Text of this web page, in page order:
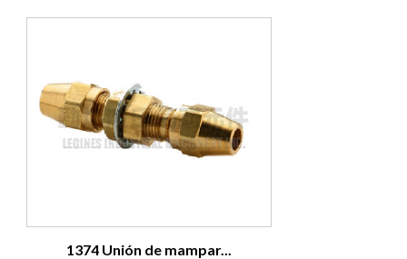
1374 Unión de mampar...